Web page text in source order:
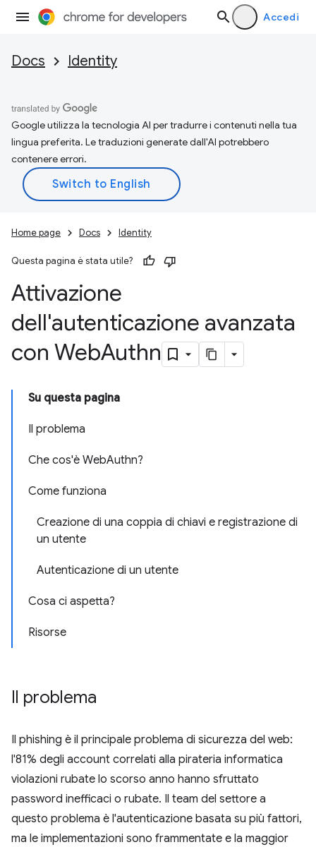
Accedi
Docs Identity
Google utilizza la tecnologia AI per tradurre i contenuti nella tua
lingua preferita. Le traduzioni generate dall'AI potrebbero
contenere errori.
Home page Docs Identity
Questa pagina è stata utile?
Attivazione
dell'autenticazione avanzata
con WebAuthn
Su questa pagina
Il problema
Che cos'è WebAuthn?
Come funziona
Creazione di una coppia di chiavi e registrazione di
un utente
Autenticazione di un utente
Cosa ci aspetta?
Risorse
Il problema
Il phishing è il principale problema di sicurezza del web:
l'81% degli account correlati alla pirateria informatica
violazioni rubate lo scorso anno hanno sfruttato
password inefficaci o rubate. Il team del settore a
questo problema è l'autenticazione basata su più fattori,
ma le implementazioni sono frammentate e la maggior